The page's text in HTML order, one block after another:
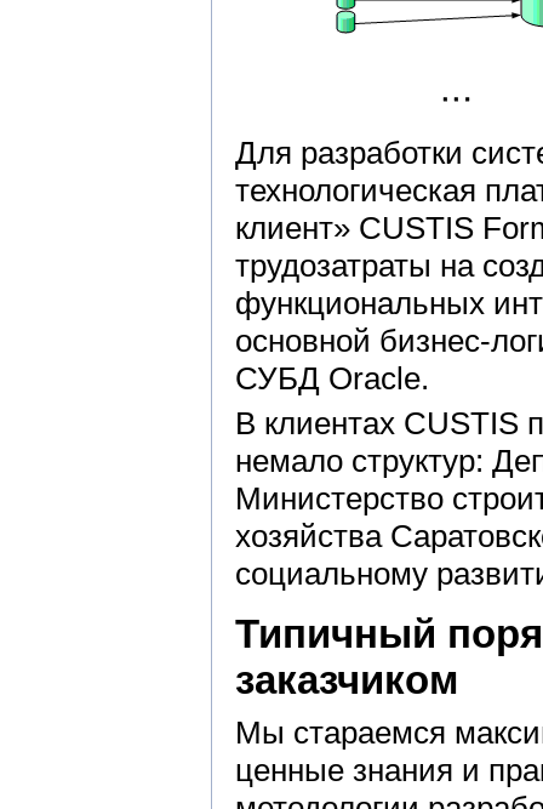
Для разработки
технологическая
клиент» СUSTIS
трудозатраты на
функциональных
основной бизнес-
СУБД Oracle.
В клиентах СUSTIS
немало структур:
Министерство
хозяйства
социальному
Типичный
заказчиком
Мы стараемся
ценные знания и